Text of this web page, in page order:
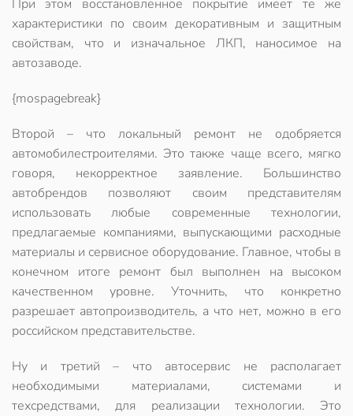
При этом восстановленное покрытие имеет те же
характеристики по своим декоративным и защитным
свойствам, что и изначальное ЛКП, наносимое на
автозаводе.
{mospagebreak}
Второй – что локальный ремонт не одобряется
автомобилестроителями. Это также чаще всего, мягко
говоря, некорректное заявление. Большинство
автобрендов позволяют своим представителям
использовать любые современные технологии,
предлагаемые компаниями, выпускающими расходные
материалы и сервисное оборудование. Главное, чтобы в
конечном итоге ремонт был выполнен на высоком
качественном уровне. Уточнить, что конкретно
разрешает автопроизводитель, а что нет, можно в его
российском представительстве.
Ну и третий – что автосервис не располагает
необходимыми материалами, системами и
техсредствами, для реализации технологии. Это